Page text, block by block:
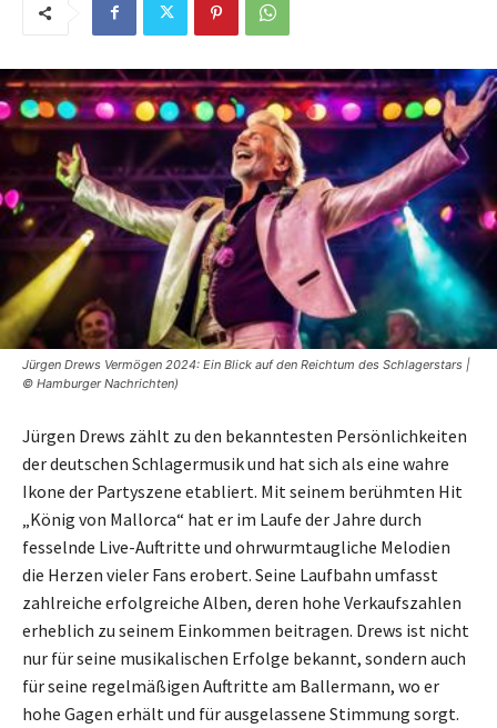
Jürgen Drews Vermögen 2024: Ein Blick auf den Reichtum des Schlagerstars |
© Hamburger Nachrichten)
Jürgen Drews zählt zu den bekanntesten Persönlichkeiten
der deutschen Schlagermusik und hat sich als eine wahre
Ikone der Partyszene etabliert. Mit seinem berühmten Hit
„König von Mallorca“ hat er im Laufe der Jahre durch
fesselnde Live-Auftritte und ohrwurmtaugliche Melodien
die Herzen vieler Fans erobert. Seine Laufbahn umfasst
zahlreiche erfolgreiche Alben, deren hohe Verkaufszahlen
erheblich zu seinem Einkommen beitragen. Drews ist nicht
nur für seine musikalischen Erfolge bekannt, sondern auch
für seine regelmäßigen Auftritte am Ballermann, wo er
hohe Gagen erhält und für ausgelassene Stimmung sorgt.